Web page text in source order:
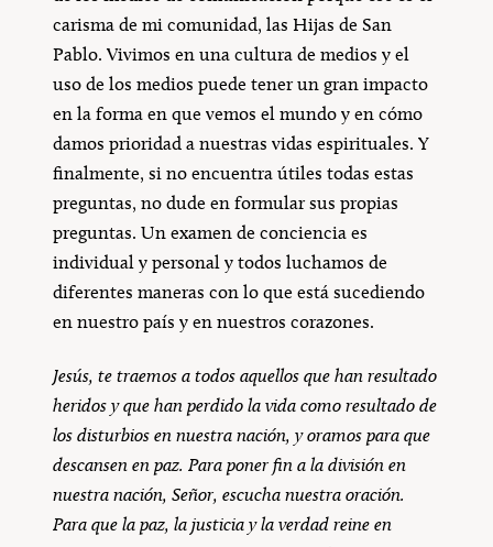
carisma de mi comunidad, las Hijas de San
Pablo. Vivimos en una cultura de medios y el
uso de los medios puede tener un gran impacto
en la forma en que vemos el mundo y en cómo
damos prioridad a nuestras vidas espirituales. Y
finalmente, si no encuentra útiles todas estas
preguntas, no dude en formular sus propias
preguntas. Un examen de conciencia es
individual y personal y todos luchamos de
diferentes maneras con lo que está sucediendo
en nuestro país y en nuestros corazones.
Jesús, te traemos a todos aquellos que han resultado
heridos y que han perdido la vida como resultado de
los disturbios en nuestra nación, y oramos para que
descansen en paz. Para poner fin a la división en
nuestra nación, Señor, escucha nuestra oración.
Para que la paz, la justicia y la verdad reine en